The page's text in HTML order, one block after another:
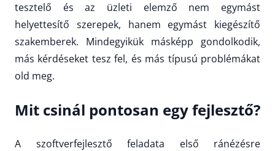
tesztelő és az üzleti elemző nem egymást
helyettesítő szerepek, hanem egymást kiegészítő
szakemberek. Mindegyikük másképp gondolkodik,
más kérdéseket tesz fel, és más típusú problémákat
old meg.
Mit csinál pontosan egy fejlesztő?
A szoftverfejlesztő feladata első ránézésre